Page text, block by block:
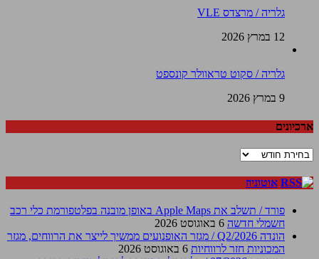
גלריה / מרצדס VLE
12 במרץ 2026
גלריה / סקוט טראוולר קונספט
9 במרץ 2026
ארכיונים
ארכיונים
אוטוניוז
פורד / תשלב את Apple Maps באופן מובנה בפלטפורמת כלי רכב
חשמלי חדשה 6 באוגוסט 2026
הונדה Q2/2026 / מגזר האופנועים ממשיך לייצר את הרווחים, מגזר
המכוניות חזר לרווחיות 6 באוגוסט 2026